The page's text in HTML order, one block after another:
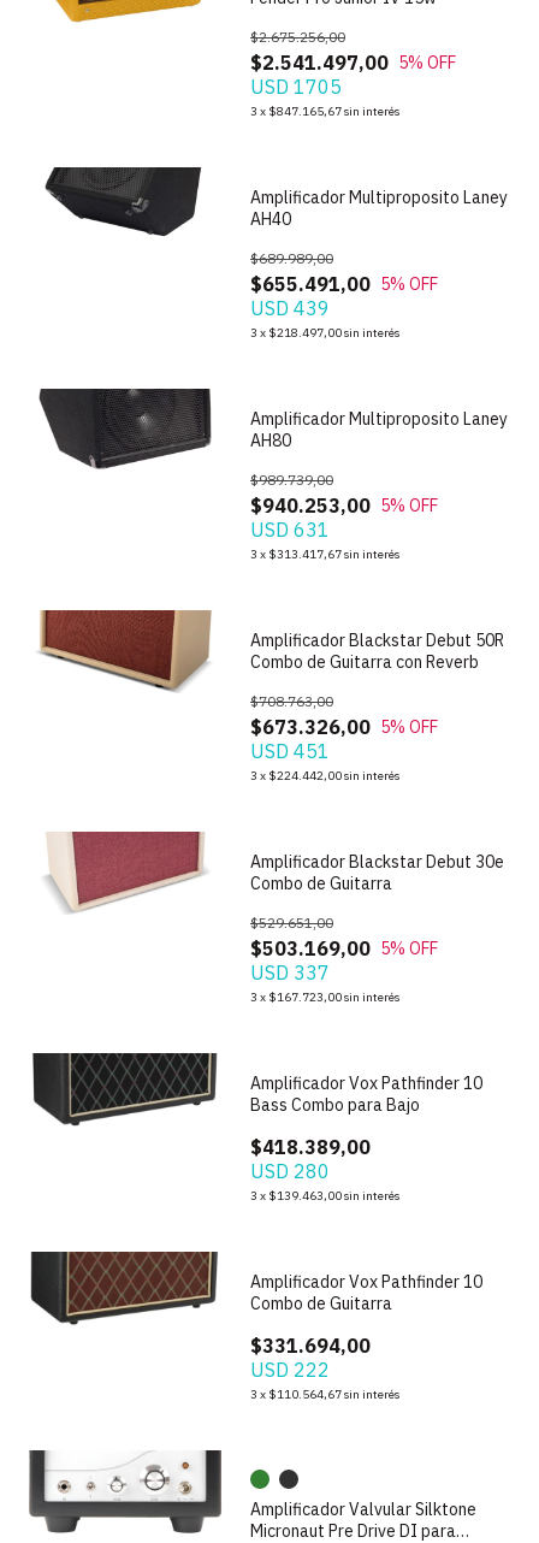
$2.541.497,00
$2.675.256,00
5% OFF
USD 1705
3 x $847.165,67sin interés
Amplificador Multiproposito Laney
AH40
$655.491,00
$689.989,00
5% OFF
USD 439
3 x $218.497,00sin interés
Amplificador Multiproposito Laney
AH80
$940.253,00
$989.739,00
5% OFF
USD 631
3 x $313.417,67sin interés
Amplificador Blackstar Debut 50R
Combo de Guitarra con Reverb
$673.326,00
$708.763,00
5% OFF
USD 451
3 x $224.442,00sin interés
Amplificador Blackstar Debut 30e
Combo de Guitarra
$503.169,00
$529.651,00
5% OFF
USD 337
3 x $167.723,00sin interés
Amplificador Vox Pathfinder 10
Bass Combo para Bajo
$418.389,00
USD 280
3 x $139.463,00sin interés
Amplificador Vox Pathfinder 10
Combo de Guitarra
$331.694,00
USD 222
3 x $110.564,67sin interés
Amplificador Valvular Silktone
Micronaut Pre Drive DI para